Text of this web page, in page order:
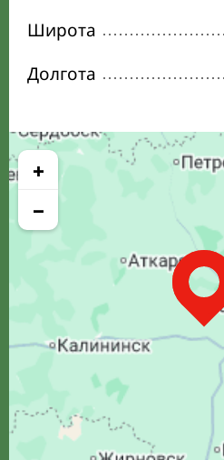
Широта
Долгота
+
−